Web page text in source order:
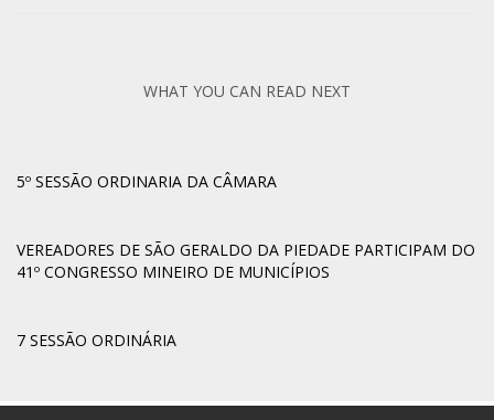
WHAT YOU CAN READ NEXT
5º SESSÃO ORDINARIA DA CÂMARA
VEREADORES DE SÃO GERALDO DA PIEDADE PARTICIPAM DO
41º CONGRESSO MINEIRO DE MUNICÍPIOS
7 SESSÃO ORDINÁRIA